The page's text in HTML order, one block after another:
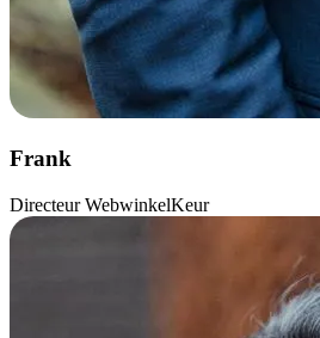
Frank
Directeur WebwinkelKeur